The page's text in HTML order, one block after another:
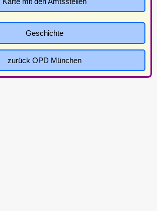
Geschichte
zurück OPD München